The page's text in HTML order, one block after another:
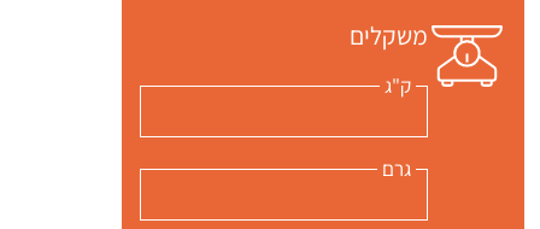
משקלים
ק"ג
גרם